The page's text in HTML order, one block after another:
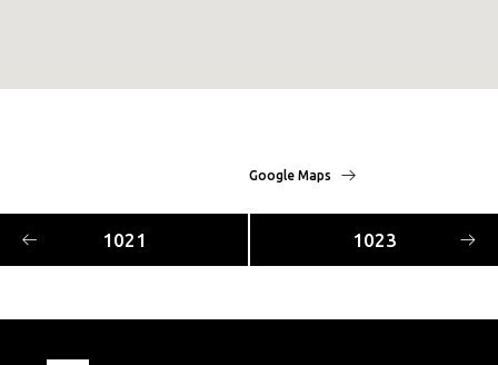
Google Maps
1021 1023